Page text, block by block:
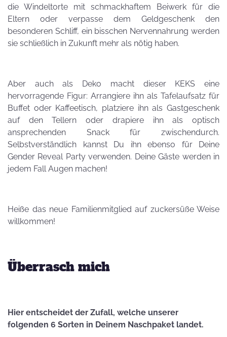
die Windeltorte mit schmackhaftem Beiwerk für die
Eltern oder verpasse dem Geldgeschenk den
besonderen Schliff, ein bisschen Nervennahrung werden
sie schließlich in Zukunft mehr als nötig haben.
Aber auch als Deko macht dieser KEKS eine
hervorragende Figur: Arrangiere ihn als Tafelaufsatz für
Buffet oder Kaffeetisch, platziere ihn als Gastgeschenk
auf den Tellern oder drapiere ihn als optisch
ansprechenden Snack für zwischendurch.
Selbstverständlich kannst Du ihn ebenso für Deine
Gender Reveal Party verwenden. Deine Gäste werden in
jedem Fall Augen machen!
Heiße das neue Familienmitglied auf zuckersüße Weise
willkommen!
Überrasch mich
Hier entscheidet der Zufall, welche unserer
folgenden 6 Sorten in Deinem Naschpaket landet.